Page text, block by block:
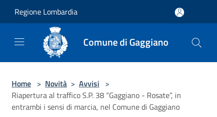
Regione Lombardia
Comune di Gaggiano
Home > Novità > Avvisi >
Riapertura al traffico S.P. 38 “Gaggiano - Rosate”, in
entrambi i sensi di marcia, nel Comune di Gaggiano